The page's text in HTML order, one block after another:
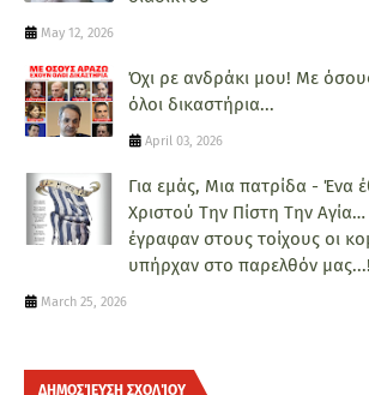
May 12, 2026
Όχι ρε ανδράκι μου! Με
όλοι δικαστήρια...
April 03, 2026
Για εμάς, Μια πατρίδα - Ένα
Χριστού Την Πίστη Την Αγία…
έγραφαν στους τοίχους οι
υπήρχαν στο παρελθόν μας...!
March 25, 2026
ΔΗΜΟΣΊΕΥΣΗ ΣΧΟΛΊΟΥ